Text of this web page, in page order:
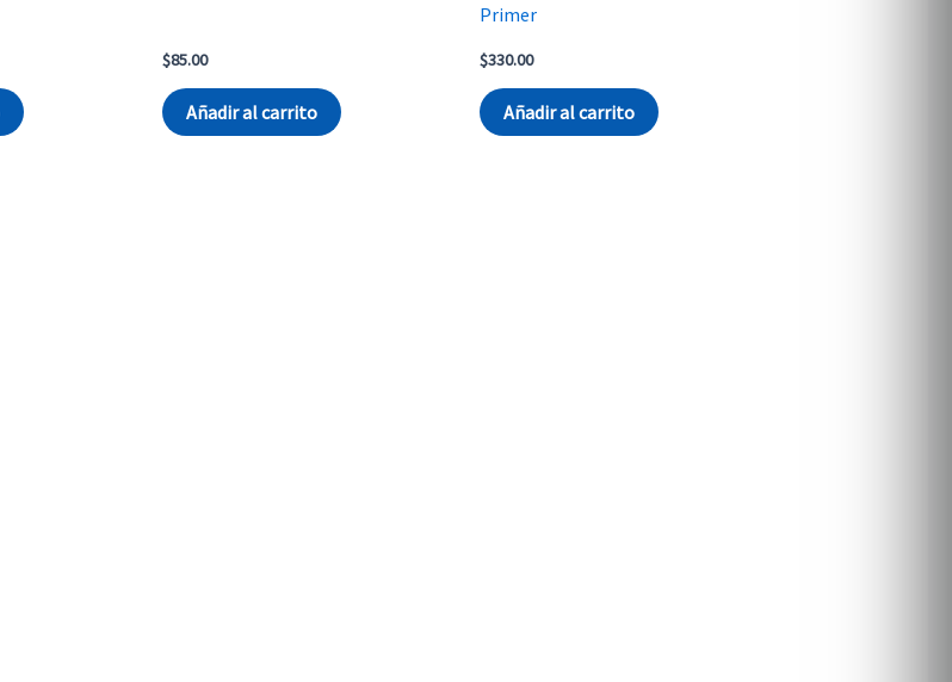
$85.00
Añadir al carrito
Primer
$330.00
Añadir al carrito